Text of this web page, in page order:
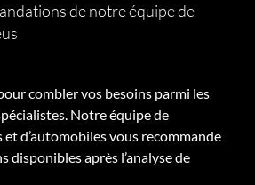
de notre équipe de
combler vos besoins parmi les
Notre équipe de
et d’automobiles vous recommande
disponibles après l’analyse de